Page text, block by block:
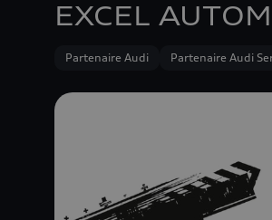
EXCEL
Partenaire Audi Partenaire Audi